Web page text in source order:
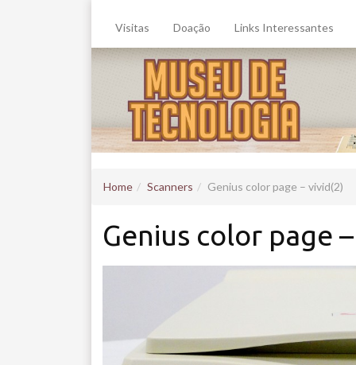
Visitas Doação Links Interessantes
Home Scanners Genius color page – vivid(2)
Genius color page